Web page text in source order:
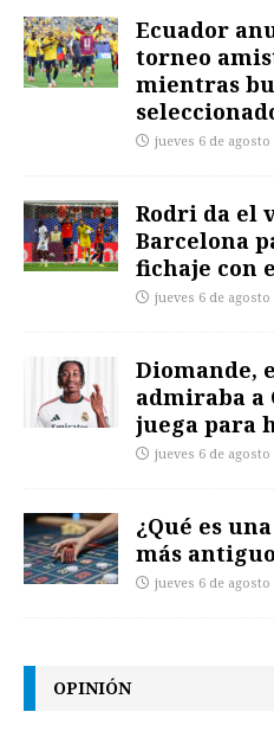
Ecuador
torneo
mientras
jueves 6 de agosto
Rodri da el
Barcelona
fichaje con
jueves 6 de agosto
Diomande,
admiraba a
juega para
jueves 6 de agosto
¿Qué es
más
jueves 6 de agosto
OPINIÓN